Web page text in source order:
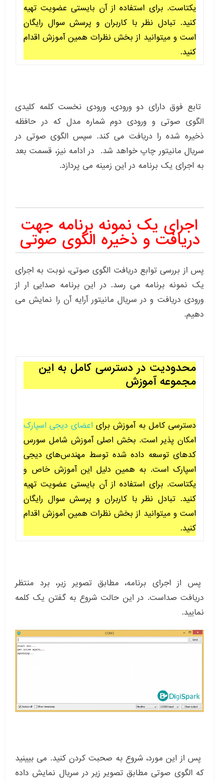
یکتاست. برای استفاده از آن بایستی عضویت تهیه
کنید. تبادل نظر با کاربران و پرسش سوال رایگان
است و میتوانید از بخش نظرات همین آموزش اقدام
کنید.
تابع فوق دارای دو ورودی، ورودی نخست کلمه کلیدی
الگوی صوتی و ورودی دوم شماره مدل که در حافظه
ذخیره شده را دریافت می کند. سپس الگوی صوتی در
سریال مانیتور چاپ خواهد شد. در ادامه نیز، قسمت بعد
به اجرای یک برنامه در این زمینه می پردازد.
اجرای یک نمونه برنامه جهت
دریافت و ذخیره الگوی صوتی
پس از بررسی توابع دریافت الگوی صوتی، نوبت به اجرای
یک نمونه برنامه می رسد. در این برنامه صدایی ار از
ورودی دریافت و در سریال مانیتور آرایه آن را نمایش می
دهیم.
محدودیت در دسترسی کامل به این
مجموعه آموزش
دسترسی کامل به آموزش برای اعضای دیجی اسپارک
امکان پذیر است. بخش اصلی آموزش شامل سورس
کدهای توسعه داده شده توسط مهندس‌های دیجی
اسپارک است. به همین دلیل این آموزش خاص و
یکتاست. برای استفاده از آن بایستی عضویت تهیه
کنید. تبادل نظر با کاربران و پرسش سوال رایگان
است و میتوانید از بخش نظرات همین آموزش اقدام
کنید.
پس از اجرای برنامه، مطابق تصویر زیر، برد منتظر
دریافت صداست. در این حالت شروع به گفتن یک کلمه
نمایید.
پس از این مورد، شروع به صحبت کردن کنید. می بیینید
که الگوی صوتی مطابق تصویر زیر در سریال نمایش داده